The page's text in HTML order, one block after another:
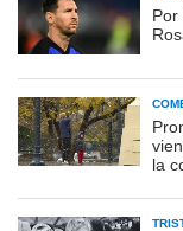
Por
la